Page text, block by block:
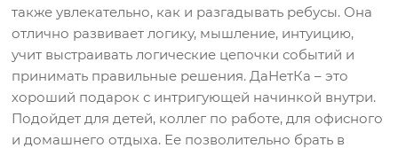
также увлекательно, как и разгадывать ребусы. Она
отлично развивает логику, мышление, интуицию,
учит выстраивать логические цепочки событий и
принимать правильные решения. ДаНетКа – это
хороший подарок с интригующей начинкой внутри.
Подойдет для детей, коллег по работе, для офисного
и домашнего отдыха. Ее позволительно брать в